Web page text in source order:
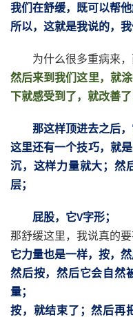
我们在舒缓，既可以帮
所以，这就是我说的，我
为什么很多重病来，
然后来到我们这里，就
下就感受到了，就改善了
那这样顶进去之后，
这里还有一个技巧，就
沉，这样力量就大；然
层；
屁股，它V字形；
那舒缓这里，我说真的要
它力量也是一样，按，然
然后按，然后它会自然
量；
按，就结束了；然后再